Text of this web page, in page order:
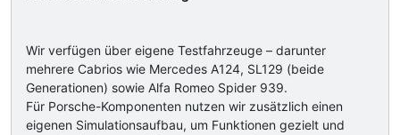
Wir verfügen über eigene Testfahrzeuge – darunter
mehrere Cabrios wie Mercedes A124, SL129 (beide
Generationen) sowie Alfa Romeo Spider 939.
Für Porsche-Komponenten nutzen wir zusätzlich einen
eigenen Simulationsaufbau, um Funktionen gezielt und